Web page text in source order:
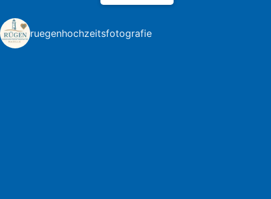
ruegenhochzeitsfotografie